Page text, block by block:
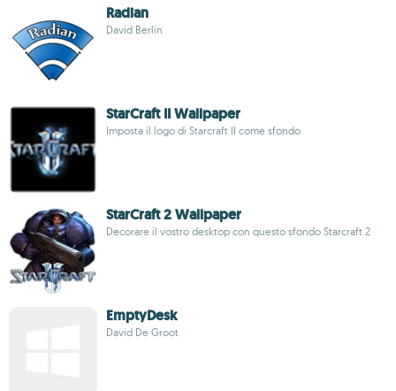
Radian
David Berlin
StarCraft II Wallpaper
Imposta il logo di Starcraft II come sfondo
StarCraft 2 Wallpaper
Decorare il vostro desktop con questo sfondo Starcraft 2
EmptyDesk
David De Groot